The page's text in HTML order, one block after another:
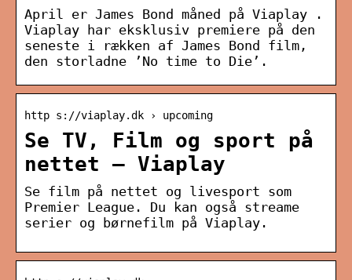
April er James Bond måned på Viaplay .
Viaplay har eksklusiv premiere på den
seneste i rækken af James Bond film,
den storladne ’No time to Die’.
http s://viaplay.dk › upcoming
Se TV, Film og sport på
nettet – Viaplay
Se film på nettet og livesport som
Premier League. Du kan også streame
serier og børnefilm på Viaplay.